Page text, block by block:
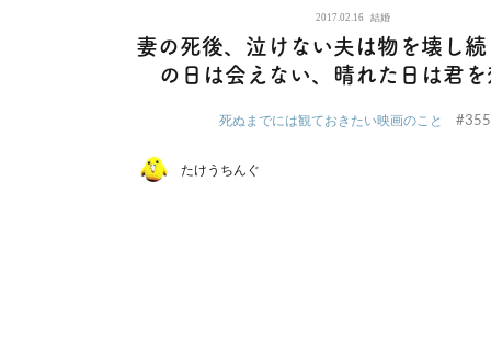
2017.02.16 結婚
妻の死後、泣けない夫は物を壊し
の日は会えない、晴れた日は君
死ぬまでには観ておきたい映画のこと #355
たけうちんぐ